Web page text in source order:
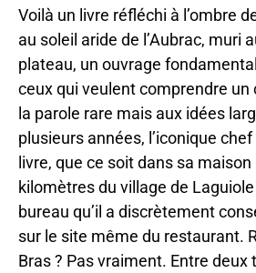
Voilà un livre réfléchi à l’ombre
au soleil aride de l’Aubrac, muri
plateau, un ouvrage
ceux qui veulent comprendre un
la parole rare mais aux idées
plusieurs années, l’iconique
livre, que ce soit dans sa
kilomètres du village de
bureau qu’il a discrètement
sur le site même du restaurant.
Bras ? Pas vraiment. Entre deux